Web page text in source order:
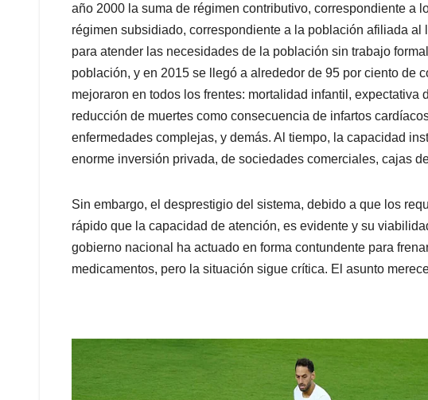
año 2000 la suma de régimen contributivo, correspondiente a
régimen subsidiado, correspondiente a la población afiliada
para atender las necesidades de la población sin trabajo
población, y en 2015 se llegó a alrededor de 95 por ciento de
mejoraron en todos los frentes: mortalidad infantil, expectativa
reducción de muertes como consecuencia de infartos
enfermedades complejas, y demás. Al tiempo, la capacidad
enorme inversión privada, de sociedades comerciales, cajas
Sin embargo, el desprestigio del sistema, debido a que los
rápido que la capacidad de atención, es evidente y su
gobierno nacional ha actuado en forma contundente para
medicamentos, pero la situación sigue crítica. El asunto